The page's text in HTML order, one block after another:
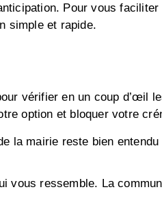
Pour vous
simple et rapide.
vérifier en un coup d’œil
option et bloquer votre
la mairie reste bien
vous ressemble. La